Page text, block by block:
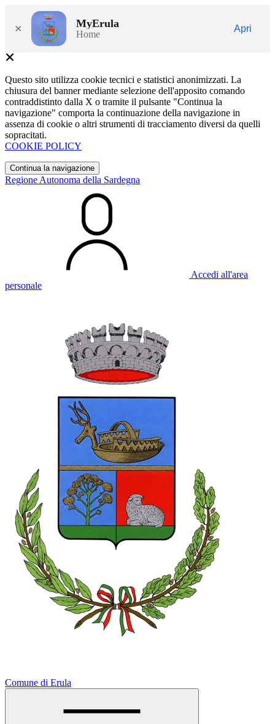
× MyErula
Home
Apri
Questo sito utilizza cookie tecnici e statistici anonimizzati. La
chiusura del banner mediante selezione dell'apposito comando
contraddistinto dalla X o tramite il pulsante "Continua la
navigazione" comporta la continuazione della navigazione in
assenza di cookie o altri strumenti di tracciamento diversi da quelli
sopracitati.
COOKIE POLICY
Continua la navigazione
Regione Autonoma della Sardegna
Accedi all'area
personale
Comune di Erula